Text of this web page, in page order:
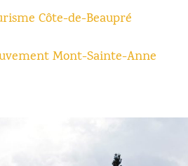
Côte-de-Beaupré
Mont-Sainte-Anne